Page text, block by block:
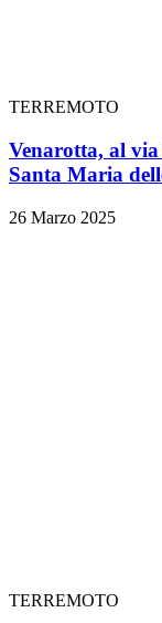
TERREMOTO
Venarotta, al
Santa Maria
26 Marzo 2025
TERREMOTO